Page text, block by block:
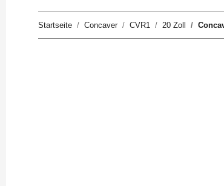
Startseite Concaver CVR1 20 Zoll